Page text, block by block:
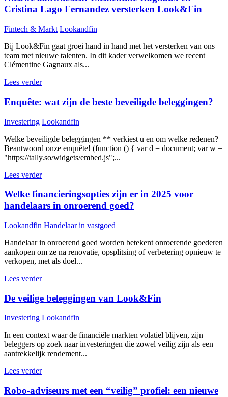
Cristina Lago Fernandez versterken Look&Fin
Fintech & Markt Lookandfin
Bij Look&Fin gaat groei hand in hand met het versterken van ons
team met nieuwe talenten. In dit kader verwelkomen we recent
Clémentine Gagnaux als...
Lees verder
Enquête: wat zijn de beste beveiligde beleggingen?
Investering Lookandfin
Welke beveiligde beleggingen ** verkiest u en om welke redenen?
Beantwoord onze enquête! (function () { var d = document; var w =
"https://tally.so/widgets/embed.js";...
Lees verder
Welke financieringsopties zijn er in 2025 voor
handelaars in onroerend goed?
Lookandfin Handelaar in vastgoed
Handelaar in onroerend goed worden betekent onroerende goederen
aankopen om ze na renovatie, opsplitsing of verbetering opnieuw te
verkopen, met als doel...
Lees verder
De veilige beleggingen van Look&Fin
Investering Lookandfin
In een context waar de financiële markten volatiel blijven, zijn
beleggers op zoek naar investeringen die zowel veilig zijn als een
aantrekkelijk rendement...
Lees verder
Robo-adviseurs met een “veilig” profiel: een nieuwe